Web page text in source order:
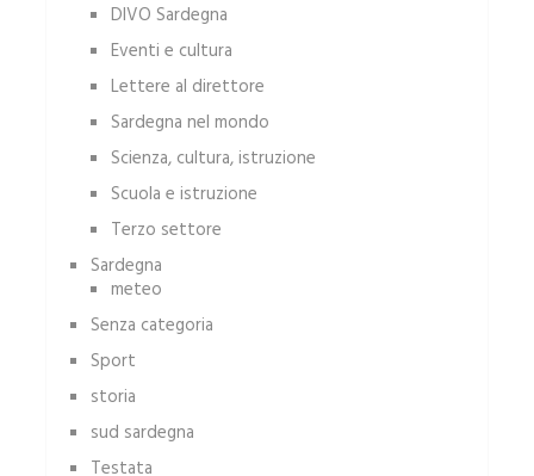
DIVO Sardegna
Eventi e cultura
Lettere al direttore
Sardegna nel mondo
Scienza, cultura, istruzione
Scuola e istruzione
Terzo settore
Sardegna
meteo
Senza categoria
Sport
storia
sud sardegna
Testata